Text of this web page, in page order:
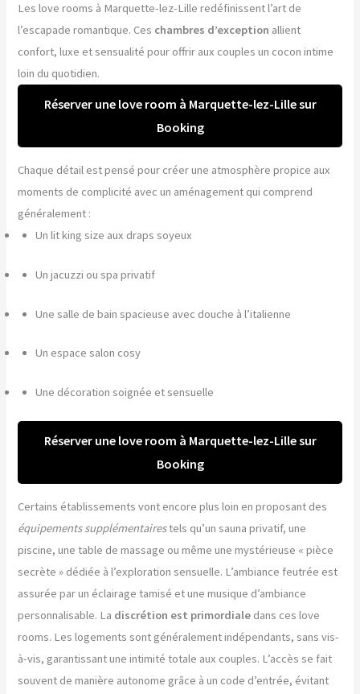
Les love rooms à Marquette-lez-Lille redéfinissent l’art de
l’escapade romantique. Ces chambres d’exception allient
confort, luxe et sensualité pour offrir aux couples un cocon intime
loin du quotidien.
Réserver une love room à Marquette-lez-Lille sur
Booking
Chaque détail est pensé pour créer une atmosphère propice aux
moments de complicité avec un aménagement qui comprend
généralement :
Un lit king size aux draps soyeux
Un jacuzzi ou spa privatif
Une salle de bain spacieuse avec douche à l’italienne
Un espace salon cosy
Une décoration soignée et sensuelle
Réserver une love room à Marquette-lez-Lille sur
Booking
Certains établissements vont encore plus loin en proposant des
équipements supplémentairestels qu’un sauna privatif, une
piscine, une table de massage ou même une mystérieuse « pièce
secrète » dédiée à l’exploration sensuelle. L’ambiance feutrée est
assurée par un éclairage tamisé et une musique d’ambiance
personnalisable. La discrétion est primordiale dans ces love
rooms. Les logements sont généralement indépendants, sans vis-
à-vis, garantissant une intimité totale aux couples. L’accès se fait
souvent de manière autonome grâce à un code d’entrée, évitant